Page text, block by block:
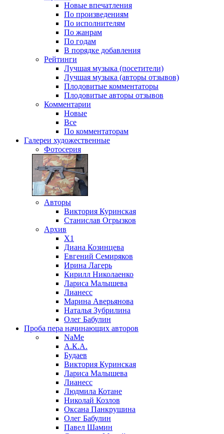
Новые впечатления
По произведениям
По исполнителям
По жанрам
По годам
В порядке добавления
Рейтинги
Лучшая музыка (посетители)
Лучшая музыка (авторы отзывов)
Плодовитые комментаторы
Плодовитые авторы отзывов
Комментарии
Новые
Все
По комментаторам
Галереи художественные
Фотосерия
Авторы
Виктория Куринская
Станислав Огрызков
Архив
X1
Диана Козинцева
Евгений Семиряков
Ирина Лагерь
Кирилл Николаенко
Лариса Малышева
Лианесс
Марина Аверьянова
Наталья Зубрилина
Олег Бабулин
Проба пера начинающих авторов
NaMe
А.К.А.
Будаев
Виктория Куринская
Лариса Малышева
Лианесс
Людмила Котане
Николай Козлов
Оксана Панкрушина
Олег Бабулин
Павел Шамин